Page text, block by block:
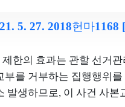
법상 행위능력, 선거권 행
연소자 보호와 연계된 취
연령기준에 따라 판단될
입법취지와 해당 영역에서
반사정, 대립되는 관련 이
배임죄는 타인과의 신뢰
무에 따라 사무를 처리할
가 그 상황에서 당연히 할
되는 행위를 하지 않는 부
립할 수 있다. 그러한 부작
강제한다고 보기 어려우
인 청구인들에 대한 기본권
권(수업권)을 인정하고 보
당연히 허용된다 할 것이
서의 학생교육은 교사 자신
5. 27. 2018헌마1168
제한의 효과는 관할 선거관
부를 거부하는 집행행위를
발생하므로, 이 사건 사본